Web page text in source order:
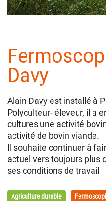
Davy
Alain Davy est installé à
Polyculteur- éleveur, il a
cultures une activité
activité de bovin viande.
Il souhaite continuer à
actuel vers toujours plus
ses conditions de travail
Agriculture durable